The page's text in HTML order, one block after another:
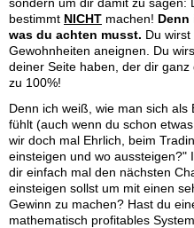
bestimmt NICHT machen! Denn
was du achten musst. Du
Gewohnheiten aneignen. Du
deiner Seite haben, der dir
zu 100%!
Denn ich weiß, wie man sich
fühlt (auch wenn du schon
wir doch mal Ehrlich, beim
einsteigen und wo aussteigen?"
dir einfach mal den nächsten
einsteigen sollst um mit einen
Gewinn zu machen? Hast du
mathematisch profitables